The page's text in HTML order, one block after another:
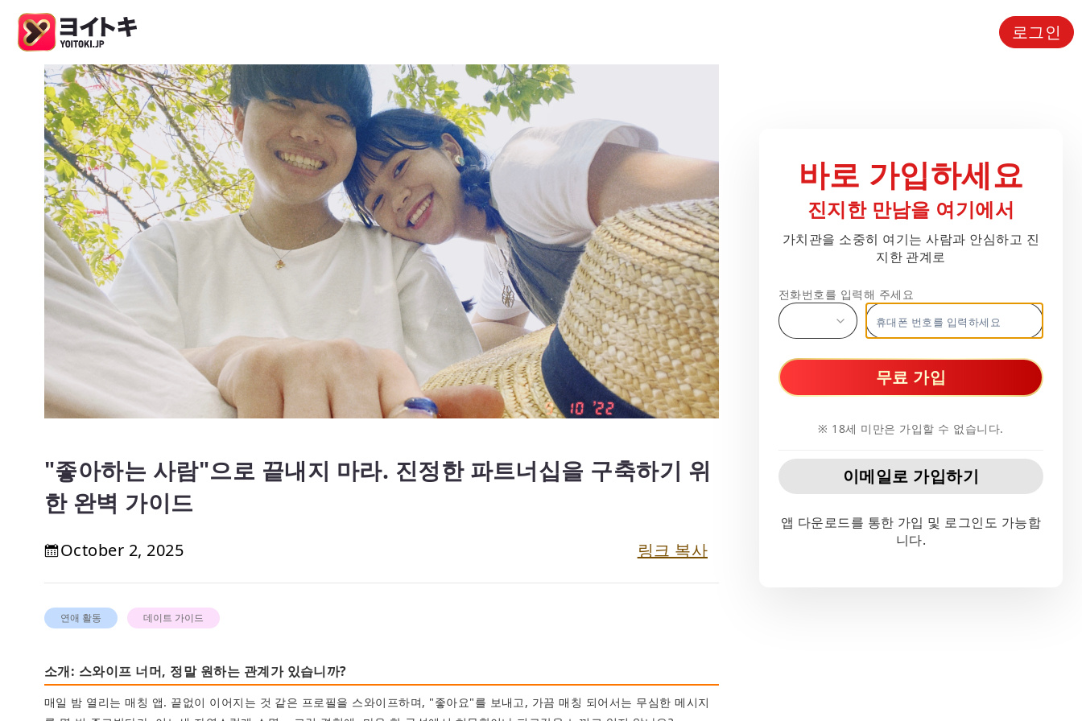
로그인
"좋아하는 사람"으로 끝내지 마라. 진정한 파트너십을 구축하기 위
한 완벽 가이드
October 2, 2025
연애 활동 데이트 가이드
소개: 스와이프 너머, 정말 원하는 관계가 있습니까?
매일 밤 열리는 매칭 앱. 끝없이 이어지는 것 같은 프로필을 스와이프하며, "좋아요"를 보내고, 가끔 매칭 되어서는 무심한 메시지
가치관을 소중히 여기는 사람과 안심하고 진
무료 가입
※ 18세 미만은 가입할 수 없습니다.
이메일로 가입하기
앱 다운로드를 통한 가입 및 로그인도 가능합